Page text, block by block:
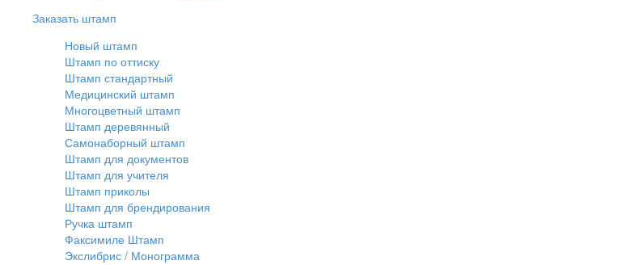
Заказать штамп
Новый штамп
Штамп по оттиску
Штамп стандартный
Медицинский штамп
Многоцветный штамп
Штамп деревянный
Самонаборный штамп
Штамп для документов
Штамп для учителя
Штамп приколы
Штамп для брендирования
Ручка штамп
Факсимиле Штамп
Экслибрис / Монограмма